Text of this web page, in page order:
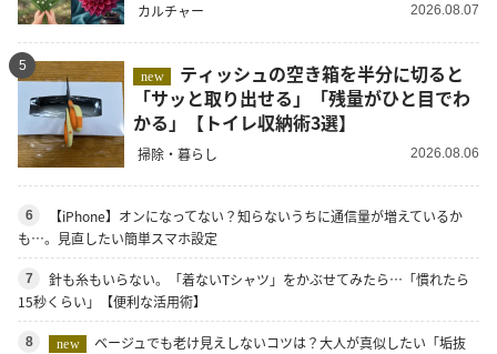
カルチャー 2026.08.07
5
new
「サッと取り出せる」「残量がひと目でわ
かる」【トイレ収納術3選】
掃除・暮らし 2026.08.06
6
【iPhone】オンになってない？知らないうちに通信量が増えているか
も…。見直したい簡単スマホ設定
7
針も糸もいらない。「着ないTシャツ」をかぶせてみたら…「慣れたら
15秒くらい」【便利な活用術】
8 new
ベージュでも老け見えしないコツは？大人が真似したい「垢抜